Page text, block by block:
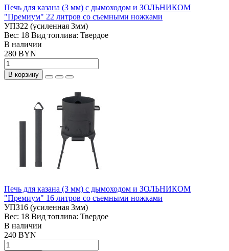
Печь для казана (3 мм) с дымоходом и ЗОЛЬНИКОМ
"Премиум" 22 литров со съемными ножками
УПЗ22 (усиленная 3мм)
Вес: 18 Вид топлива: Твердое
В наличии
280 BYN
В корзину
Печь для казана (3 мм) с дымоходом и ЗОЛЬНИКОМ
"Премиум" 16 литров со съемными ножками
УПЗ16 (усиленная 3мм)
Вес: 18 Вид топлива: Твердое
В наличии
240 BYN